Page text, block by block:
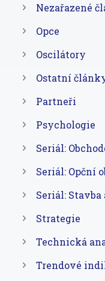
Nezařazené
Opce
Oscilátory
Ostatní
Partneři
Psychologie
Seriál:
Seriál: Opční
Seriál: Stavba
Strategie
Technická
Trendové